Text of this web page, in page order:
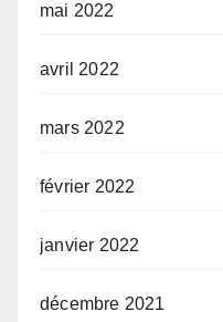
mai 2022
avril 2022
mars 2022
février 2022
janvier 2022
décembre 2021